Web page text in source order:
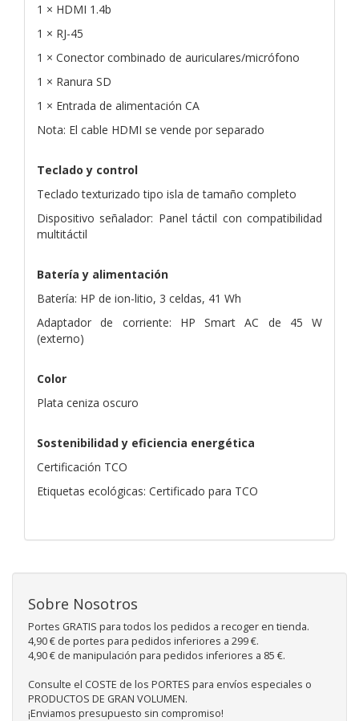
1 × HDMI 1.4b
1 × RJ-45
1 × Conector combinado de auriculares/micrófono
1 × Ranura SD
1 × Entrada de alimentación CA
Nota: El cable HDMI se vende por separado
Teclado y control
Teclado texturizado tipo isla de tamaño completo
Dispositivo señalador: Panel táctil con compatibilidad
multitáctil
Batería y alimentación
Batería: HP de ion-litio, 3 celdas, 41 Wh
Adaptador de corriente: HP Smart AC de 45 W
(externo)
Color
Plata ceniza oscuro
Sostenibilidad y eficiencia energética
Certificación TCO
Etiquetas ecológicas: Certificado para TCO
Sobre Nosotros
Portes GRATIS para todos los pedidos a recoger en tienda.
4,90 € de portes para pedidos inferiores a 299 €.
4,90 € de manipulación para pedidos inferiores a 85 €.
Consulte el COSTE de los PORTES para envíos especiales o
PRODUCTOS DE GRAN VOLUMEN.
¡Enviamos presupuesto sin compromiso!